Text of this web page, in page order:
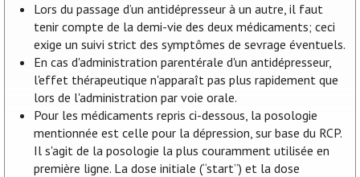
Lors du passage d’un antidépresseur à un autre, il faut
tenir compte de la demi-vie des deux médicaments; ceci
exige un suivi strict des symptômes de sevrage éventuels.
En cas d'administration parentérale d'un antidépresseur,
l'effet thérapeutique n'apparaît pas plus rapidement que
lors de l'administration par voie orale.
Pour les médicaments repris ci-dessous, la posologie
mentionnée est celle pour la dépression, sur base du RCP.
Il s'agit de la posologie la plus couramment utilisée en
première ligne. La dose initiale (“start”) et la dose